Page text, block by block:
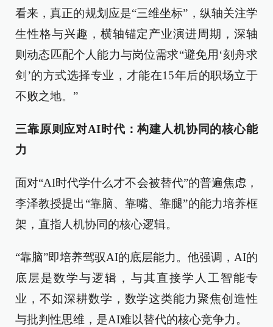
看来，真正的规划应是“三维坐标”，纵轴关注学
生性格与兴趣，横轴锚定产业演进周期，深轴
则动态匹配个人能力与岗位需求“避免用‘刻舟求
剑’的方式选择专业，才能在15年后的职场立于
不败之地。”
三靠原则应对AI时代：构建人机协同的核心能
力
面对“AI时代学什么才不会被替代”的普遍焦虑，
李泽教授提出“靠脑、靠嘴、靠腿”的能力培养框
架，直指人机协同的核心逻辑。
“靠脑”即培养驾驭AI的底层能力。他强调，AI的
底层是数学与逻辑，与其直接学人工智能专
业，不如深耕数学，数学这类能力聚焦创造性
与批判性思维，是AI难以替代的核心竞争力。